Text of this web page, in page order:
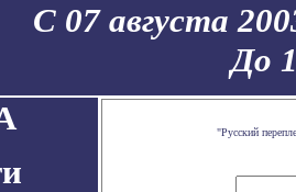
С 07 августа
До
"Русский